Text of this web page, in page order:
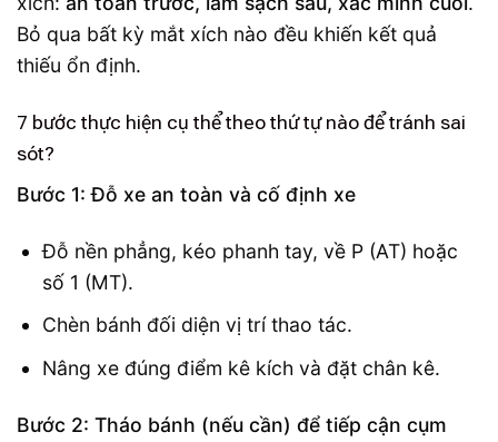
Bỏ qua bất kỳ mắt xích nào đều khiến kết quả
thiếu ổn định.
7 bước thực hiện cụ thể theo thứ tự nào để tránh sai
sót?
Bước 1: Đỗ xe an toàn và cố định xe
Đỗ nền phẳng, kéo phanh tay, về P (AT) hoặc
số 1 (MT).
Chèn bánh đối diện vị trí thao tác.
Nâng xe đúng điểm kê kích và đặt chân kê.
Bước 2: Tháo bánh (nếu cần) để tiếp cận cụm